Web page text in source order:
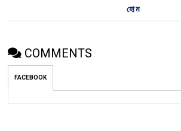
হোম
COMMENTS
FACEBOOK